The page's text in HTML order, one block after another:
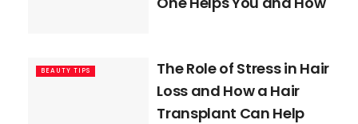
BEAUTY TIPS
The Role of Stress in Hair
Loss and How a Hair
Transplant Can Help